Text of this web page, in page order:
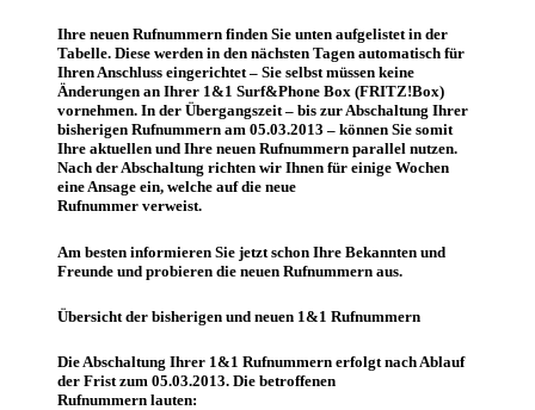
Ihre neuen Rufnummern finden Sie unten aufgelistet in der
Tabelle. Diese werden in den nächsten Tagen automatisch für
Ihren Anschluss eingerichtet – Sie selbst müssen keine
Änderungen an Ihrer 1&1 Surf&Phone Box (FRITZ!Box)
vornehmen. In der Übergangszeit – bis zur Abschaltung Ihrer
bisherigen Rufnummern am 05.03.2013 – können Sie somit
Ihre aktuellen und Ihre neuen Rufnummern parallel nutzen.
Nach der Abschaltung richten wir Ihnen für einige Wochen
eine Ansage ein, welche auf die neue
Rufnummer verweist.
Am besten informieren Sie jetzt schon Ihre Bekannten und
Freunde und probieren die neuen Rufnummern aus.
Übersicht der bisherigen und neuen 1&1 Rufnummern
Die Abschaltung Ihrer 1&1 Rufnummern erfolgt nach Ablauf
der Frist zum 05.03.2013. Die betroffenen
Rufnummern lauten: